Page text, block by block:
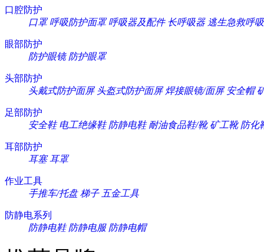
口腔防护
口罩 呼吸防护面罩 呼吸器及配件 长呼吸器 逃生急救呼
眼部防护
防护眼镜 防护眼罩
头部防护
头戴式防护面屏 头盔式防护面屏 焊接眼镜/面屏 安全帽
足部防护
安全鞋 电工绝缘鞋 防静电鞋 耐油食品鞋/靴 矿工靴 防化
耳部防护
耳塞 耳罩
作业工具
手推车/托盘 梯子 五金工具
防静电系列
防静电鞋 防静电服 防静电帽